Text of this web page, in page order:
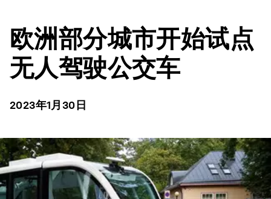
欧洲部分城市开始试点
无人驾驶公交车
2023年1月30日